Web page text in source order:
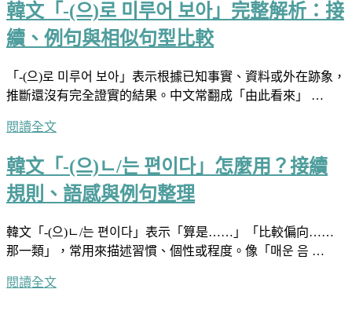
韓文「-(으)로 미루어 보아」完整解析：接
續、例句與相似句型比較
「-(으)로 미루어 보아」表示根據已知事實、資料或外在跡象，
推斷還沒有完全證實的結果。中文常翻成「由此看來」 …
閱讀全文
韓文「-(으)ㄴ/는 편이다」怎麼用？接續
規則、語感與例句整理
韓文「-(으)ㄴ/는 편이다」表示「算是……」「比較偏向……
那一類」，常用來描述習慣、個性或程度。像「매운 음 …
閱讀全文